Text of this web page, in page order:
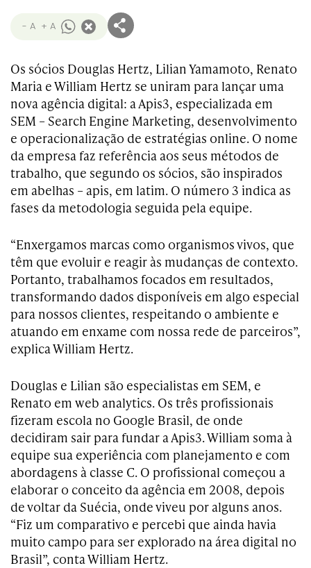
- A + A
Os sócios Douglas Hertz, Lilian Yamamoto, Renato
Maria e William Hertz se uniram para lançar uma
nova agência digital: a Apis3, especializada em
SEM – Search Engine Marketing, desenvolvimento
e operacionalização de estratégias online. O nome
da empresa faz referência aos seus métodos de
trabalho, que segundo os sócios, são inspirados
em abelhas – apis, em latim. O número 3 indica as
fases da metodologia seguida pela equipe.
“Enxergamos marcas como organismos vivos, que
têm que evoluir e reagir às mudanças de contexto.
Portanto, trabalhamos focados em resultados,
transformando dados disponíveis em algo especial
para nossos clientes, respeitando o ambiente e
atuando em enxame com nossa rede de parceiros”,
explica William Hertz.
Douglas e Lilian são especialistas em SEM, e
Renato em web analytics. Os três profissionais
fizeram escola no Google Brasil, de onde
decidiram sair para fundar a Apis3. William soma à
equipe sua experiência com planejamento e com
abordagens à classe C. O profissional começou a
elaborar o conceito da agência em 2008, depois
de voltar da Suécia, onde viveu por alguns anos.
“Fiz um comparativo e percebi que ainda havia
muito campo para ser explorado na área digital no
Brasil”, conta William Hertz.